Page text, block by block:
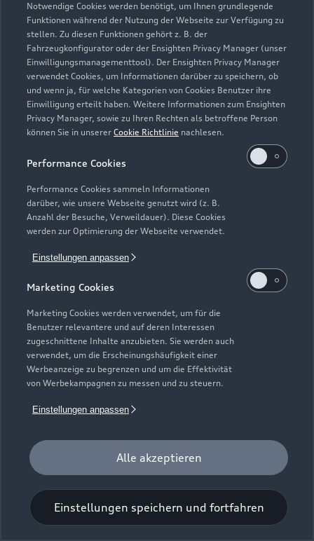
Notwendige Cookies werden benötigt, um Ihnen grundlegende
Funktionen während der Nutzung der Webseite zur Verfügung zu
stellen. Zu diesen Funktionen gehört z. B. der
Fahrzeugkonfigurator oder der Ensighten Privacy Manager (unser
Einwilligungsmanagementtool). Der Ensighten Privacy Manager
verwendet Cookies, um Informationen darüber zu speichern, ob
und wenn ja, für welche Kategorien von Cookies Benutzer ihre
Einwilligung erteilt haben. Weitere Informationen zum Ensighten
Privacy Manager, sowie zu Ihren Rechten als betroffene Person
können Sie in unserer Cookie Richtlinie nachlesen.
Performance Cookies
Performance Cookies sammeln Informationen
darüber, wie unsere Webseite genutzt wird (z. B.
Anzahl der Besuche, Verweildauer). Diese Cookies
werden zur Optimierung der Webseite verwendet.
Einstellungen anpassen
Marketing Cookies
Marketing Cookies werden verwendet, um für die
Benutzer relevantere und auf deren Interessen
zugeschnittene Inhalte anzubieten. Sie werden auch
verwendet, um die Erscheinungshäufigkeit einer
Werbeanzeige zu begrenzen und um die Effektivität
von Werbekampagnen zu messen und zu steuern.
Einstellungen anpassen
Alle akzeptieren
Einstellungen speichern und fortfahren
Lederpflege-Set
Praktisches Set zur intensiven Reinigung und
Pflege von Leder und Kunstleder.
Zur Audi Shopping World
Universal-Reinigungstuch
Für einen glänzenden Eindruck.
Zur Audi Shopping World